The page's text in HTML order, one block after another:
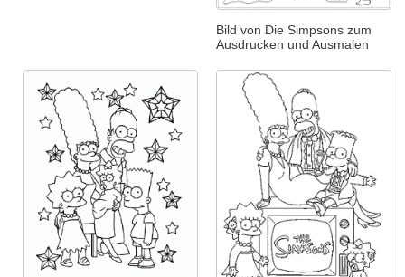
Bild von Die Simpsons zum
Ausdrucken und Ausmalen